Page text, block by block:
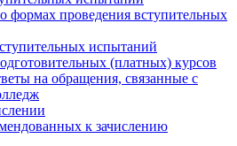
формах проведения вступительных
испытаний
(платных) курсов
на обращения, связанные с
к зачислению